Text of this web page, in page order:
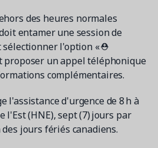
des heures normales
entamer une session de
sélectionner l'option « ⛑
proposer un appel téléphonique
complémentaires.
l'assistance d'urgence de 8 h à
l'Est (HNE), sept (7) jours par
jours fériés canadiens.